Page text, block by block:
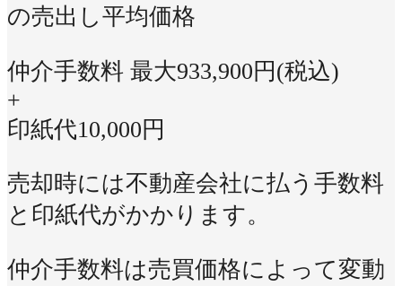
の売出し平均価格
仲介手数料 最大933,900円(税込)
+
印紙代10,000円
売却時には不動産会社に払う手数料
と印紙代がかかります。
仲介手数料は売買価格によって変動